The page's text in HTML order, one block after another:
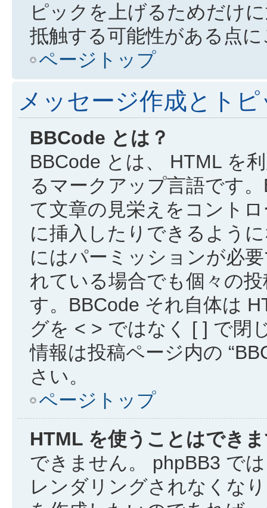
ピックを上げるためだけ
抵触する可能性がある点
ページトップ
メッセージ作成とト
BBCode とは？
BBCode とは、 HTML を
るマークアップ言語です
て文章の見栄えをコント
に挿入したりできるよう
にはパーミッションが必
れている場合でも個々の
す。BBCode それ自体は
グを < > ではなく [ ] で閉
情報は投稿ページ内の
さい。
ページトップ
HTML を使うことはでき
できません。 phpBB3 で
レンダリングされなくな